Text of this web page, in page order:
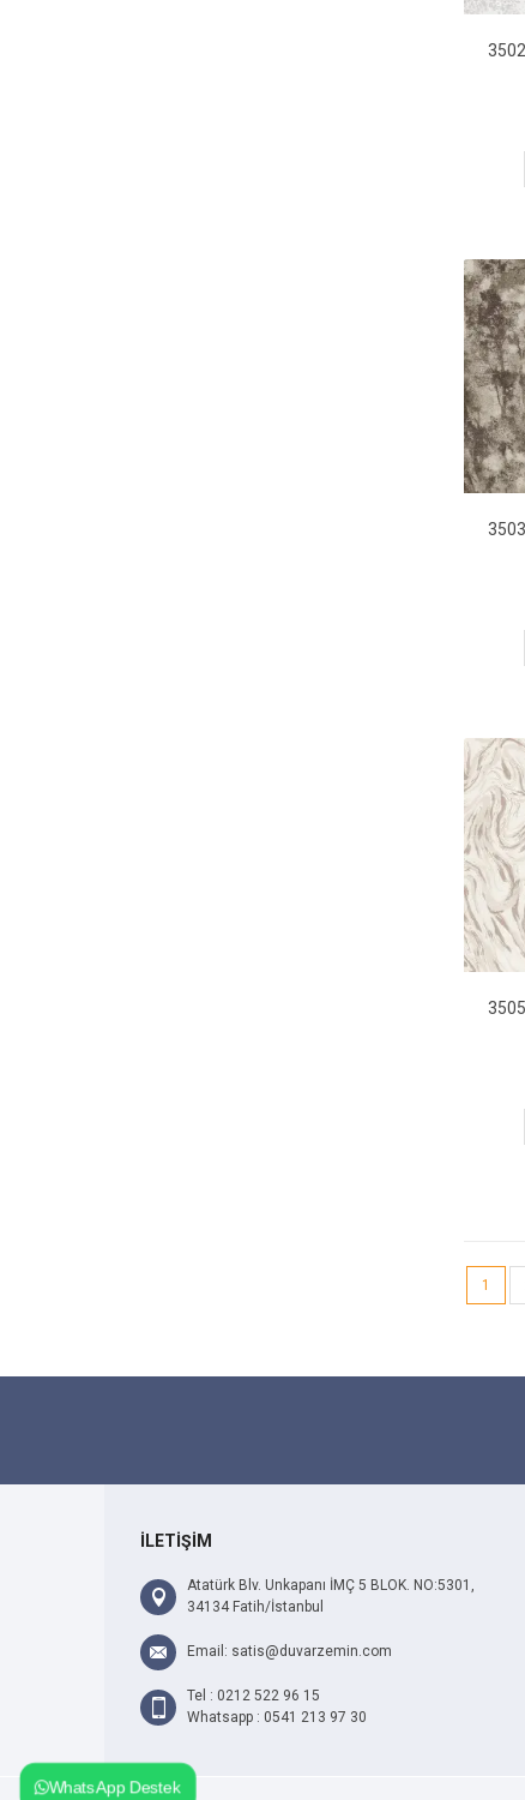
1
İLETİŞİM
Atatürk Blv. Unkapanı İMÇ 5 BLOK. NO:5301,
34134 Fatih/İstanbul
Email: satis@duvarzemin.com
Tel : 0212 522 96 15
Whatsapp : 0541 213 97 30
WhatsApp Destek